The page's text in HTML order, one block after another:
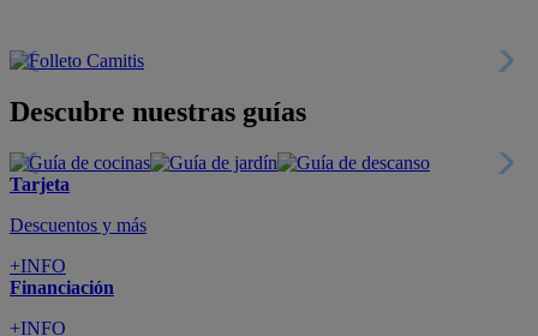
Descubre nuestras guías
Tarjeta
Descuentos y más
+INFO
Financiación
+INFO